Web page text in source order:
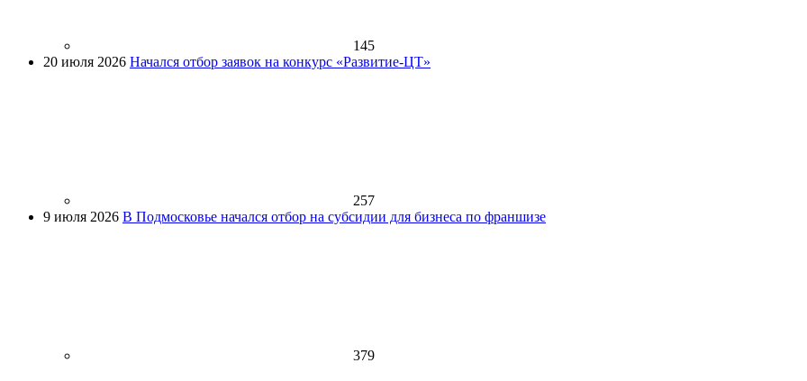
145
20 июля 2026 Начался отбор заявок на конкурс «Развитие-ЦТ»
257
9 июля 2026 В Подмосковье начался отбор на субсидии для бизнеса по франшизе
379